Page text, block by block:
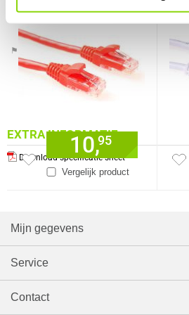
Verkrijgbaar sinds
Juni 2016
⚑ Fout melden
EXTRA INFORMATIE
Download specificatie sheet
Vergelijk product
10,95
Mijn gegevens
Service
Contact